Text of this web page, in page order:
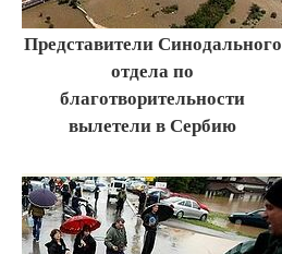
Представители Синодального
отдела по
благотворительности
вылетели в Сербию